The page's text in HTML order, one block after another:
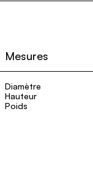
Mesures
Diamètre
Hauteur
Poids